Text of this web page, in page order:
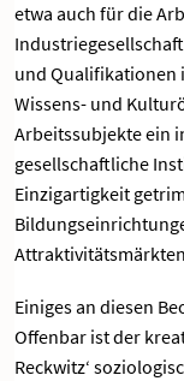
etwa auch für die
und Qualifikationen
Wissens- und
Arbeitssubjekte ein
gesellschaftliche
Einzigartigkeit
Einiges an diesen
Offenbar ist der
Reckwitz‘